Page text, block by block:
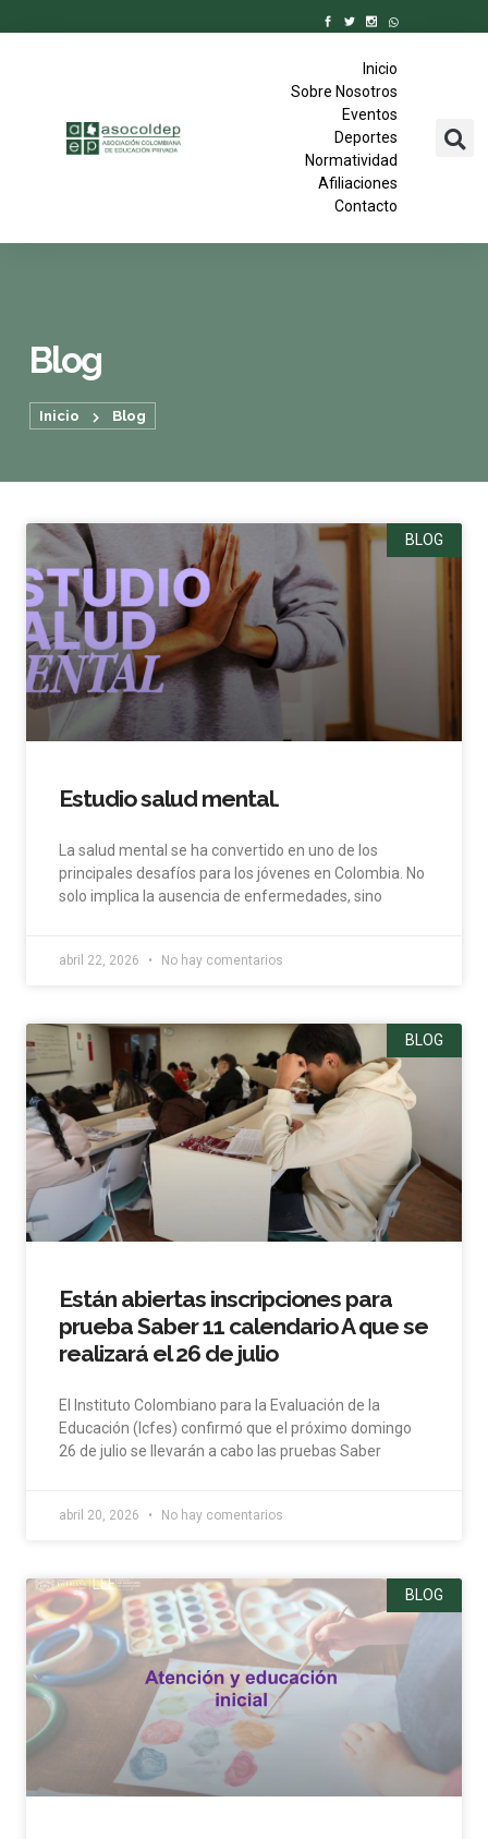
Inicio
Sobre Nosotros
Eventos
Deportes
Normatividad
Afiliaciones
Contacto
Blog
Inicio Blog
BLOG
Estudio salud mental.
La salud mental se ha convertido en uno de los
principales desafíos para los jóvenes en Colombia. No
solo implica la ausencia de enfermedades, sino
abril 22, 2026 No hay comentarios
BLOG
Están abiertas inscripciones para
prueba Saber 11 calendario A que se
realizará el 26 de julio
El Instituto Colombiano para la Evaluación de la
Educación (Icfes) confirmó que el próximo domingo
26 de julio se llevarán a cabo las pruebas Saber
abril 20, 2026 No hay comentarios
BLOG